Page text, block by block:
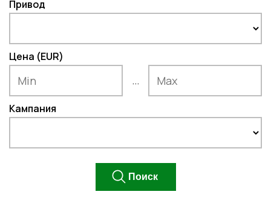
Привод
Цена (EUR)
...
Кампания